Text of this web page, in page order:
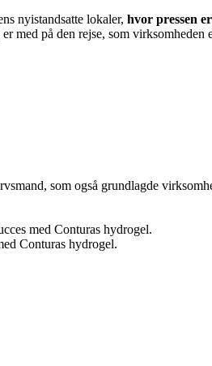
nyistandsatte lokaler, hvor pressen
med på den rejse, som virksomheden
som også grundlagde
med Conturas hydrogel.
Conturas hydrogel.